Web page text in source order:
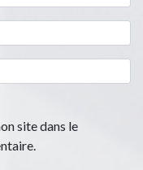
site dans le